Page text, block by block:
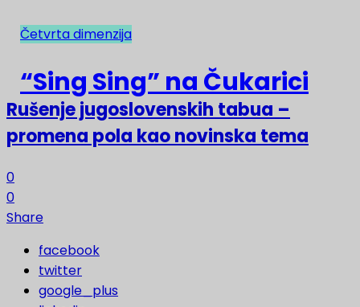
NAJNOVIJE
Rušenje jugoslovenskih tabua –
promena pola kao novinska tema
0
0
Share
facebook
twitter
google_plus
Četvrta dimenzija
“Sing Sing” na Čukarici